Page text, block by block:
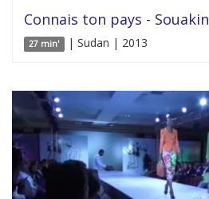
Connais ton pays - Souakin
27 min' | Sudan | 2013